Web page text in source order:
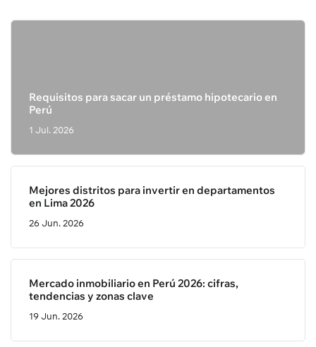
Requisitos para sacar un préstamo hipotecario en
Perú
1 Jul. 2026
Mejores distritos para invertir en departamentos
en Lima 2026
26 Jun. 2026
Mercado inmobiliario en Perú 2026: cifras,
tendencias y zonas clave
19 Jun. 2026